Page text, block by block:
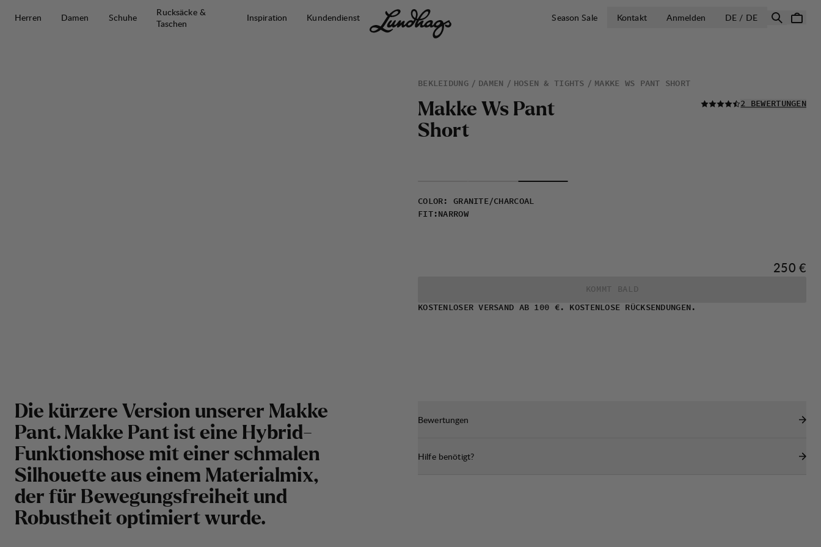
Herren
Damen Schuhe
Rucksäcke &
Taschen
Inspiration Kundendienst Season Sale Kontakt Anmelden DE / DELAND
BEKLEIDUNG DAMEN HOSEN & TIGHTS MAKKE WS PANT SHORT
Makke Ws Pant
Short
LESEN SIE ALLE
2 BEWERTUNGEN
COLOR : GRANITE/CHARCOAL
FIT: NARROW
Preis:
250 €
KOMMT BALD
KOSTENLOSER VERSAND AB 100 €. KOSTENLOSE RÜCKSENDUNGEN.
Die kürzere Version unserer Makke
Pant. Makke Pant ist eine Hybrid-
Funktionshose mit einer schmalen
Silhouette aus einem Materialmix,
der für Bewegungsfreiheit und
Robustheit optimiert wurde.
Bewertungen
Hilfe benötigt?